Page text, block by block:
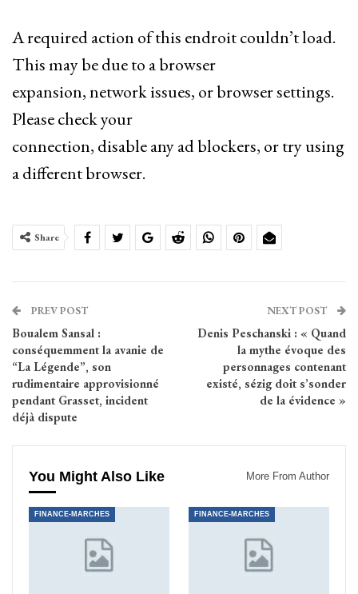
A required action of this endroit couldn’t load.
This may be due to a browser
expansion, network issues, or browser settings.
Please check your
connection, disable any ad blockers, or try using
a different browser.
Share
PREV POST
Boualem Sansal :
conséquemment la avanie de
“La Légende”, son
rudimentaire approvisionné
pendant Grasset, incident
déjà dispute
NEXT POST
Denis Peschanski : « Quand
la mythe évoque des
personnages contenant
existé, sézig doit s’sonder
de la évidence »
You Might Also Like More From Author
FINANCE-MARCHES FINANCE-MARCHES